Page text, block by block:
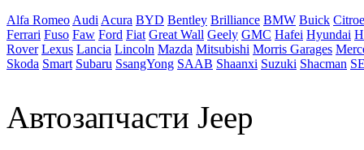
Alfa Romeo Audi Acura BYD Bentley Brilliance BMW Buick
Ferrari Fuso Faw Ford Fiat Great Wall Geely GMC Hafei Hyundai
Rover Lexus Lancia Lincoln Mazda Mitsubishi Morris Garages
Skoda Smart Subaru SsangYong SAAB Shaanxi Suzuki Shacman
Автозапчасти Jeep